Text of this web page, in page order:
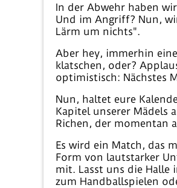
In der Abwehr haben
Und im Angriff? Nun,
Lärm um nichts".
Aber hey, immerhin
klatschen, oder?
optimistisch: Nächstes
Nun, haltet eure
Kapitel unserer Mädels
Richen, der momentan
Es wird ein Match, das
Form von lautstarker
mit. Lasst uns die Halle
zum Handballspielen